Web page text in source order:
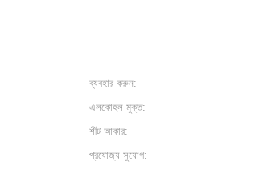
ব্যবহার করুন:
এলকোহল মুক্ত:
শীট আকার:
প্রযোজ্য সুযোগ: